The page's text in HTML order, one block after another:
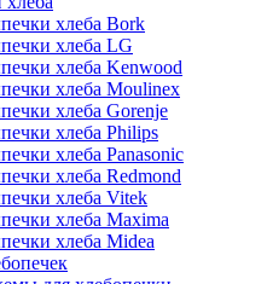
хлеба Bork
хлеба LG
хлеба Kenwood
хлеба Moulinex
хлеба Gorenje
хлеба Philips
хлеба Panasonic
хлеба Redmond
хлеба Vitek
хлеба Maxima
хлеба Midea